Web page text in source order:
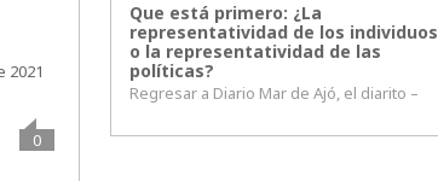
0
Que está primero: ¿La
representatividad de los individuos
o la representatividad de las
políticas?
Regresar a Diario Mar de Ajó, el diarito –